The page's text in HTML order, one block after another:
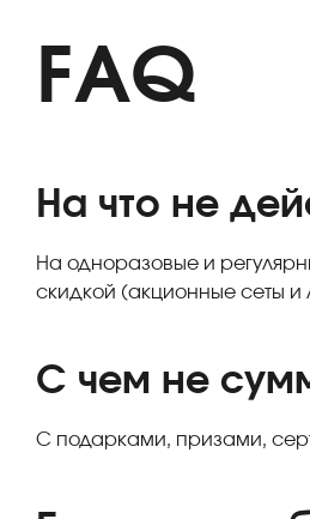
FAQ
На что не
На одноразовые и
скидкой (акционные сеты и
С чем не
С подарками, призами,